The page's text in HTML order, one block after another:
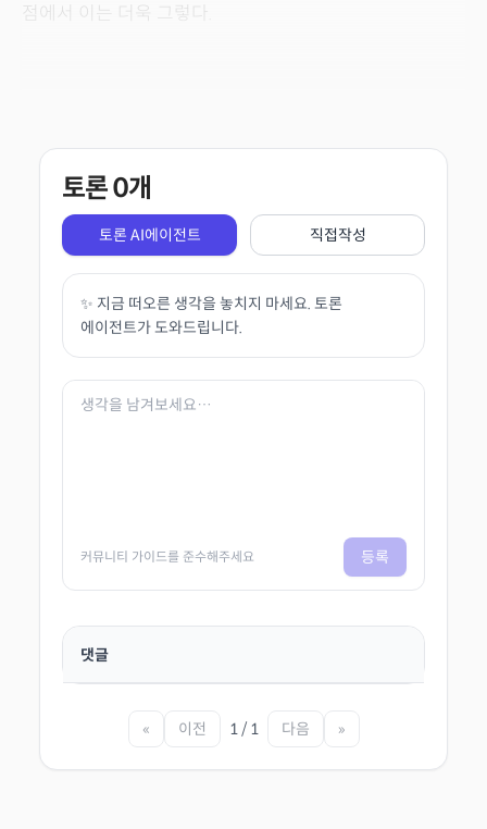
점에서 이는 더욱 그렇다.
토론0개
토론 AI에이전트 직접작성
✨ 지금 떠오른 생각을 놓치지 마세요. 토론
에이전트가 도와드립니다.
커뮤니티 가이드를 준수해주세요 등록
댓글
« 이전 1 / 1 다음 »